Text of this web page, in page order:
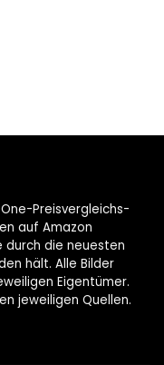
Preisvergleichs-
auf Amazon
die neuesten
hält. Alle Bilder
Eigentümer.
jeweiligen Quellen.